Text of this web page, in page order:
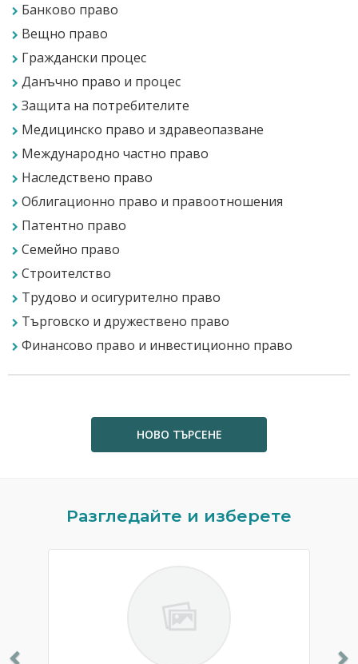
Банково право
Вещно право
Граждански процес
Данъчно право и процес
Защита на потребителите
Медицинско право и здравеопазване
Международно частно право
Наследствено право
Облигационно право и правоотношения
Патентно право
Семейно право
Строителство
Трудово и осигурително право
Търговско и дружествено право
Финансово право и инвестиционно право
НОВО ТЪРСЕНЕ
Разгледайте и изберете